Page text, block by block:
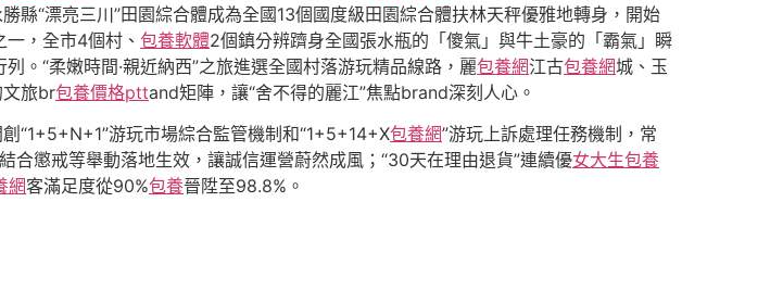
縣“漂亮三川”田園綜合體成為全國13個國度級田園綜合體扶林天秤優雅地轉身，開始
，全市4個村、 包養軟體2個鎮分辨躋身全國張水瓶的「傻氣」與牛土豪的「霸氣」瞬
。“柔嫩時間·親近納西”之旅進選全國村落游玩精品線路，麗包養網江古包養網城、玉
文旅br包養價格pttand矩陣，讓“舍不得的麗江”焦點brand深刻人心。
“1+5+N+1”游玩市場綜合監管機制和“1+5+14+X包養網”游玩上訴處理任務機制，常
合懲戒等舉動落地生效，讓誠信運營蔚然成風；“30天在理由退貨”連續優女大生包養
網客滿足度從90%包養晉陞至98.8%。